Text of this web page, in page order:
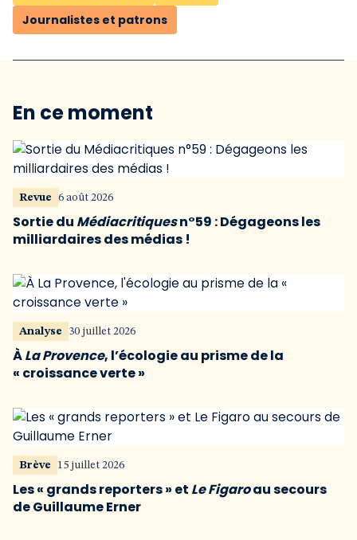
Journalistes et patrons
En ce moment
Revue 6 août 2026
Sortie du Médiacritiquesn°59 : Dégageons les
milliardaires des médias !
Analyse 30 juillet 2026
ÀLa Provence, l’écologie au prisme de la
« croissance verte »
Brève 15 juillet 2026
Les « grands reporters » et Le Figaroau secours
de Guillaume Erner